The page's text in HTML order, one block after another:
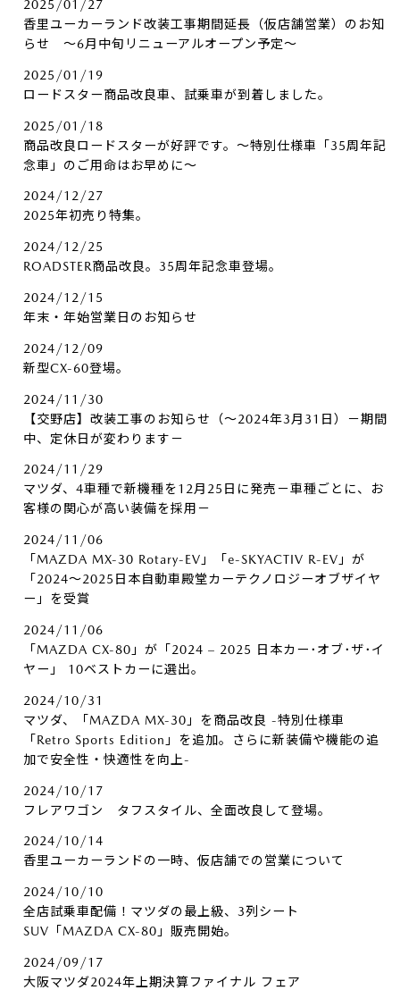
2025/01/27
香里ユーカーランド改装工事期間延長（仮店舗営業）のお知
らせ ～6月中旬リニューアルオープン予定～
2025/01/19
ロードスター商品改良車、試乗車が到着しました。
2025/01/18
商品改良ロードスターが好評です。～特別仕様車「35周年記
念車」のご用命はお早めに～
2024/12/27
2025年初売り特集。
2024/12/25
ROADSTER商品改良。35周年記念車登場。
2024/12/15
年末・年始営業日のお知らせ
2024/12/09
新型CX-60登場。
2024/11/30
【交野店】改装工事のお知らせ（～2024年3月31日）－期間
中、定休日が変わります－
2024/11/29
マツダ、4車種で新機種を12月25日に発売－車種ごとに、お
客様の関心が高い装備を採用－
2024/11/06
「MAZDA MX-30 Rotary-EV」「e-SKYACTIV R-EV」が
「2024～2025日本自動車殿堂カーテクノロジーオブザイヤ
ー」を受賞
2024/11/06
「MAZDA CX-80」が「2024 – 2025 日本カー･オブ･ザ･イ
ヤー」 10ベストカーに選出。
2024/10/31
マツダ、「MAZDA MX-30」を商品改良 -特別仕様車
「Retro Sports Edition」を追加。さらに新装備や機能の追
加で安全性・快適性を向上-
2024/10/17
フレアワゴン タフスタイル、全面改良して登場。
2024/10/14
香里ユーカーランドの一時、仮店舗での営業について
2024/10/10
全店試乗車配備！マツダの最上級、3列シート
SUV「MAZDA CX-80」販売開始。
2024/09/17
大阪マツダ2024年上期決算ファイナル フェア